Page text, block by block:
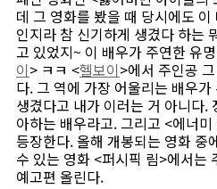
데 그 영화를 봤을 때 당시에도
인지라 참 신기하게 생겼다 하는
고 있었지~ 이 배우가 주연한 유
이> ㅋㅋ <헬보이>에서 주인공
다. 그 역에 가장 어울리는 배우
생겼다고 내가 이러는 거 아니다.
아하는 배우라고. 그리고 <에너
등장한다. 올해 개봉되는 영화 중
수 있는 영화 <퍼시픽 림>에서는
예고편 올린다.